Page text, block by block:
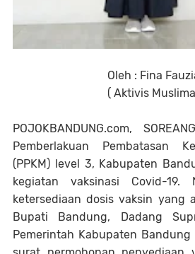
Oleh : Fina
( Aktivis
POJOKBANDUNG.com,
Pemberlakuan Pembatasan
(PPKM) level 3, Kabupaten
kegiatan vaksinasi Covid-19.
ketersediaan dosis vaksin yang
Bupati Bandung, Dadang
Pemerintah Kabupaten